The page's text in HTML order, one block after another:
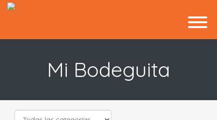
Mi Bodeguita